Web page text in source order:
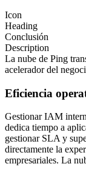
Icon
Heading
Conclusión
Description
La nube de Ping
acelerador del
Eficiencia
Gestionar IAM
dedica tiempo a
gestionar SLA y
directamente la
empresariales. La